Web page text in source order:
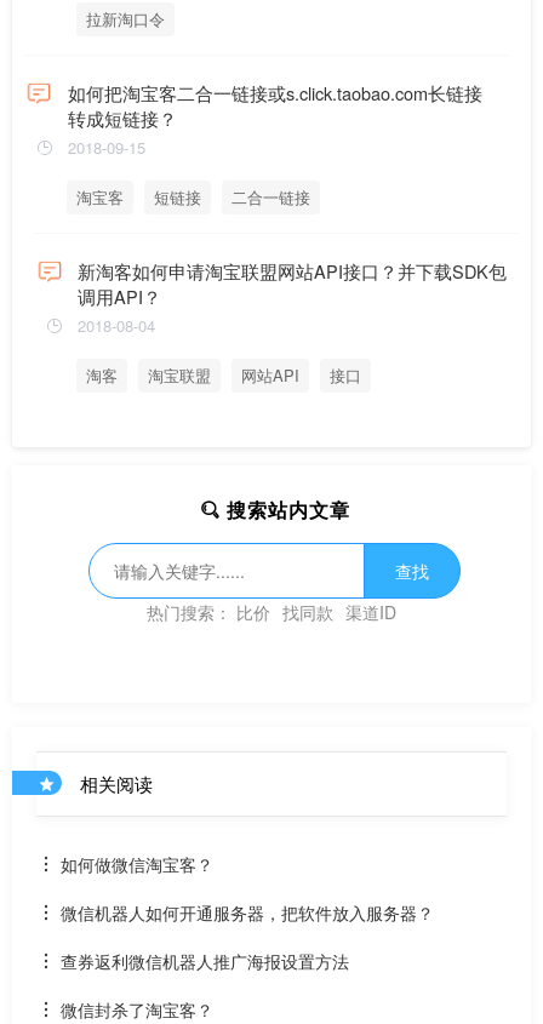
拉新淘口令
如何把淘宝客二合一链接或s.click.taobao.com长链接
转成短链接？
2018-09-15
淘宝客 短链接 二合一链接
新淘客如何申请淘宝联盟网站API接口？并下载SDK包
调用API？
2018-08-04
淘客 淘宝联盟 网站API 接口
搜索站内文章
查找
热门搜索： 比价 找同款 渠道ID
相关阅读
如何做微信淘宝客？
微信机器人如何开通服务器，把软件放入服务器？
查券返利微信机器人推广海报设置方法
微信封杀了淘宝客？